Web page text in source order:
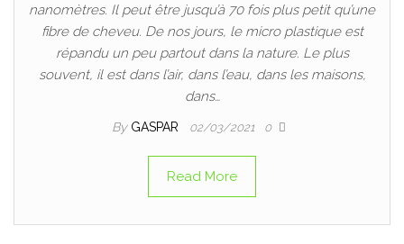
nanomètres. Il peut être jusqu’à 70 fois plus petit qu’une
fibre de cheveu. De nos jours, le micro plastique est
répandu un peu partout dans la nature. Le plus
souvent, il est dans l’air, dans l’eau, dans les maisons,
dans…
By GASPAR 02/03/2021 0
Read More